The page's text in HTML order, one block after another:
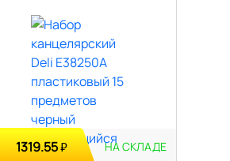
1319.55₽ НА СКЛАДЕ